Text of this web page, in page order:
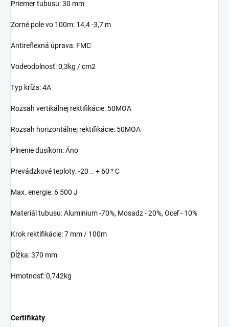
Priemer tubusu: 30 mm
Zorné pole vo 100m: 14,4 -3,7 m
Antireflexná úprava: FMC
Vodeodolnosť: 0,3kg / cm2
Typ kríža: 4A
Rozsah vertikálnej rektifikácie: 50MOA
Rozsah horizontálnej rektifikácie: 50MOA
Plnenie dusíkom: Áno
Prevádzkové teploty: -20 .. + 60 ° C
Max. energie: 6 500 J
Materiál tubusu: Aluminium -70%, Mosadz - 20%, Oceľ - 10%
Krok rektifikácie: 7 mm / 100m
Dĺžka: 370 mm
Hmotnosť: 0,742kg
Certifikáty